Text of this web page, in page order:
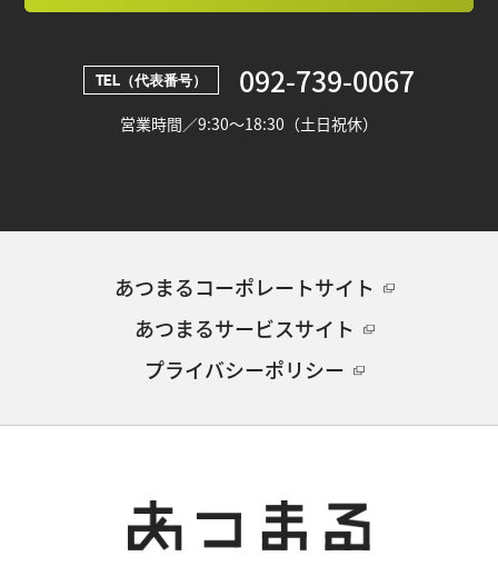
TEL（代表番号） 092-739-0067
営業時間／9:30～18:30（土日祝休）
あつまるコーポレートサイト
あつまるサービスサイト
プライバシーポリシー